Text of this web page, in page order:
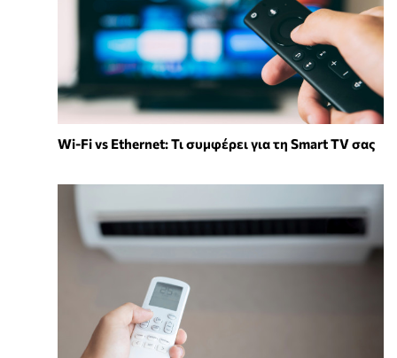
Wi-Fi vs Ethernet: Τι συμφέρει για τη Smart TV σας